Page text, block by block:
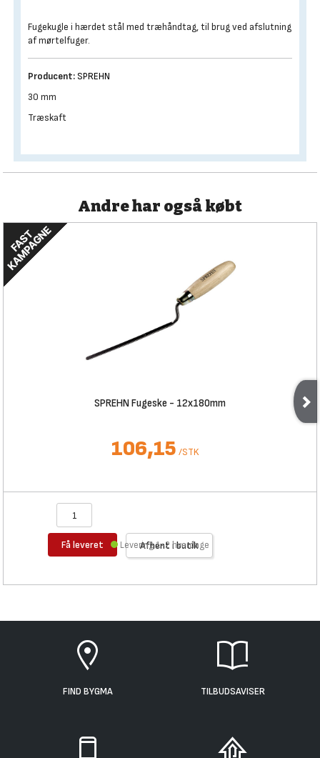
Fugekugle i hærdet stål med træhåndtag, til brug ved afslutning
af mørtelfuger.
Producent: SPREHN
30 mm
Træskaft
Andre har også købt
SPREHN Fugeske - 12x180mm
106,15 /STK
Få leveret Afhent i butik
Levering 1-2 hverdage
FIND BYGMA TILBUDSAVISER